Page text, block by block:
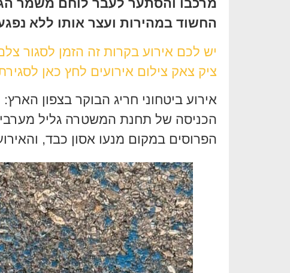
מרכבו והסתער לעבר לוחם משמר
החשוד במהירות ועצר אותו ללא
יש לכם אירוע בקרות זה הזמן לסגור
ציק צאק צילום אירועים לחץ כאן
אירוע ביטחוני חריג הבוקר בצפון
הכניסה של תחנת המשטרה גליל
הפרוסים במקום מנעו אסון כבד,